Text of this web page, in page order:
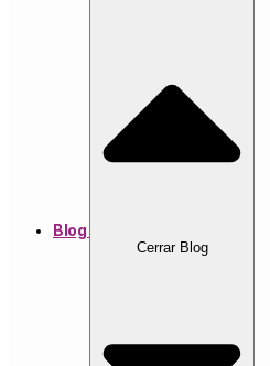
Blog
Cerrar Blog